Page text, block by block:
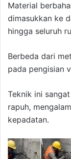
Material
dimasukkan ke
hingga seluruh
Berbeda dari
pada pengisian
Teknik ini
rapuh,
kepadatan.